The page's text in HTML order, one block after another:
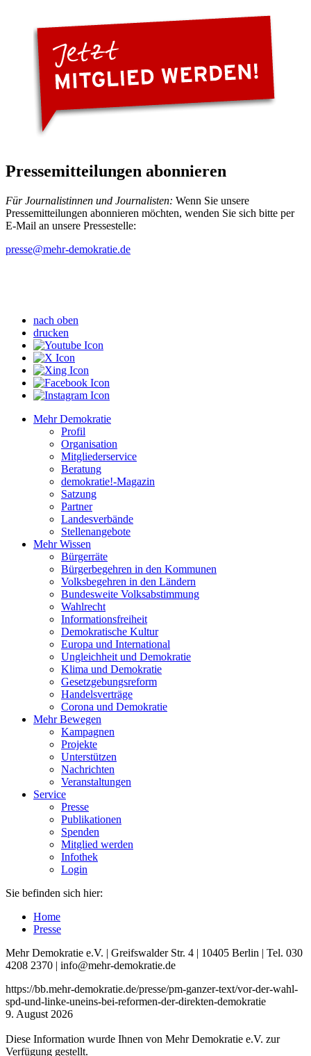
Pressemitteilungen abonnieren
Für Journalistinnen und Journalisten: Wenn Sie unsere
Pressemitteilungen abonnieren möchten, wenden Sie sich bitte per
E-Mail an unsere Pressestelle:
presse@mehr-demokratie.de
nach oben
drucken
Mehr Demokratie
Profil
Organisation
Mitgliederservice
Beratung
demokratie!-Magazin
Satzung
Partner
Landesverbände
Stellenangebote
Mehr Wissen
Bürgerräte
Bürgerbegehren in den Kommunen
Volksbegehren in den Ländern
Bundesweite Volksabstimmung
Wahlrecht
Informationsfreiheit
Demokratische Kultur
Europa und International
Ungleichheit und Demokratie
Klima und Demokratie
Gesetzgebungsreform
Handelsverträge
Corona und Demokratie
Mehr Bewegen
Kampagnen
Projekte
Unterstützen
Nachrichten
Veranstaltungen
Service
Presse
Publikationen
Spenden
Mitglied werden
Infothek
Login
Sie befinden sich hier:
Home
Presse
Mehr Demokratie e.V. | Greifswalder Str. 4 | 10405 Berlin | Tel. 030
4208 2370 | info@mehr-demokratie.de
https://bb.mehr-demokratie.de/presse/pm-ganzer-text/vor-der-wahl-
spd-und-linke-uneins-bei-reformen-der-direkten-demokratie
9. August 2026
Diese Information wurde Ihnen von Mehr Demokratie e.V. zur
Verfügung gestellt.